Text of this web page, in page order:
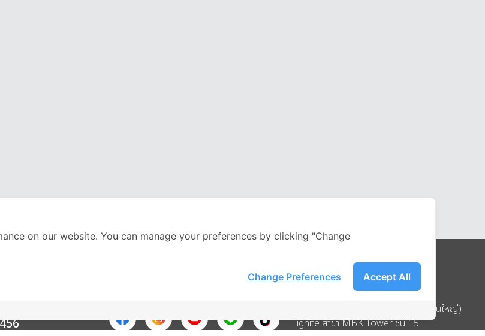
Address
บริษัท อิกไนท์ เอ สตาร์ จำกัด (สำนักงานใหญ่)
ignite สาขา MBK Tower ชั้น 15
on our website. You can manage your preferences by clicking "Change
Accept All
Change Preferences